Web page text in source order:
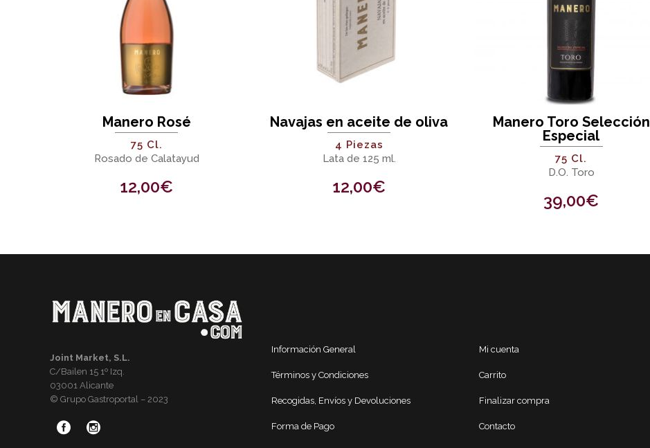
Manero Rosé
75 Cl.
Rosado de Calatayud
12,00€
Navajas en aceite de oliva
4 Piezas
Lata de 125 ml.
12,00€
Manero Toro Selección
Especial
75 Cl.
D.O. Toro
39,00€
Joint Market, S.L.
C/Bailen 15 1º Izq.
03001 Alicante
© Grupo Gastroportal – 2023
Información General
Términos y Condiciones
Recogidas, Envíos y Devoluciones
Forma de Pago
Mi cuenta
Carrito
Finalizar compra
Contacto